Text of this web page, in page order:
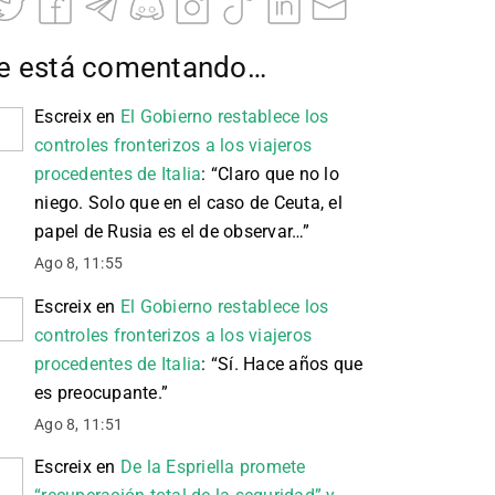
está comentando…
Escreixen El Gobierno restablece los
controles fronterizos a los viajeros
procedentes de Italia: “Claro que no lo
niego. Solo que en el caso de Ceuta, el
papel de Rusia es el de observar…”
Ago 8, 11:55
Escreixen El Gobierno restablece los
controles fronterizos a los viajeros
procedentes de Italia: “Sí. Hace años que
es preocupante.”
Ago 8, 11:51
Escreixen De la Espriella promete